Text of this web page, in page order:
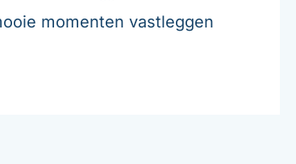
momenten vastleggen